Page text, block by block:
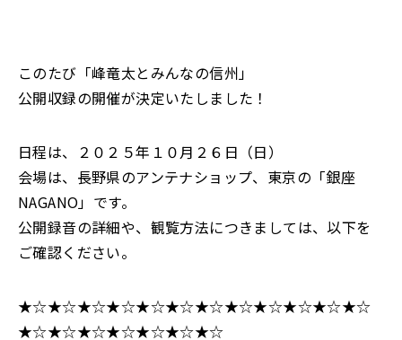
このたび「峰竜太とみんなの信州」
公開収録の開催が決定いたしました！
日程は、２０２５年１０月２６日（日）
会場は、長野県のアンテナショップ、東京の「銀座
NAGANO」です。
公開録音の詳細や、観覧方法につきましては、以下を
ご確認ください。
★☆★☆★☆★☆★☆★☆★☆★☆★☆★☆★☆★☆
★☆★☆★☆★☆★☆★☆★☆